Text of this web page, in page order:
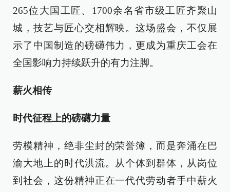
265位大国工匠、1700余名省市级工匠齐聚山
城，技艺与匠心交相辉映。这场盛会，不仅展
示了中国制造的磅礴伟力，更成为重庆工会在
全国影响力持续跃升的有力注脚。
薪火相传
时代征程上的磅礴力量
劳模精神，绝非尘封的荣誉簿，而是奔涌在巴
渝大地上的时代洪流。从个体到群体，从岗位
到社会，这份精神正在一代代劳动者手中薪火